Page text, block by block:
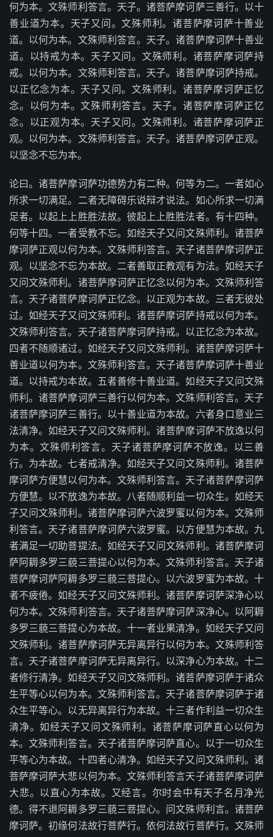
何为本。文殊师利答言。天子。诸菩萨摩诃萨三善行。以十
善业道为本。天子又问。文殊师利。诸菩萨摩诃萨十善业
道。以何为本。文殊师利答言。天子。诸菩萨摩诃萨十善业
道。以持戒为本。天子又问。文殊师利。诸菩萨摩诃萨持
戒。以何为本。文殊师利答言。天子。诸菩萨摩诃萨持戒。
以正忆念为本。天子又问。文殊师利。诸菩萨摩诃萨正忆
念。以何为本。文殊师利答言。天子。诸菩萨摩诃萨正忆
念。以正观为本。天子又问。文殊师利。诸菩萨摩诃萨正
观。以何为本。文殊师利答言。天子。诸菩萨摩诃萨正观。
以坚念不忘为本。
论曰。诸菩萨摩诃萨功德势力有二种。何等为二。一者如心
所求一切满足。二者无障碍乐说辩才说法。如心所求一切满
足者。以起上上胜胜法故。彼起上上胜胜法者。有十四种。
何等十四。一者受教不忘。如经天子又问文殊师利。诸菩萨
摩诃萨正观以何为本。文殊师利答言。天子诸菩萨摩诃萨正
观。以坚念不忘为本故。二者善取正教观有为法。如经天子
又问文殊师利。诸菩萨摩诃萨正忆念以何为本。文殊师利答
言。天子诸菩萨摩诃萨正忆念。以正观为本故。三者无彼处
过。如经天子又问文殊师利。诸菩萨摩诃萨持戒以何为本。
文殊师利答言。天子诸菩萨摩诃萨持戒。以正忆念为本故。
四者不随顺诸过。如经天子又问文殊师利。诸菩萨摩诃萨十
善业道以何为本。文殊师利答言。天子诸菩萨摩诃萨十善业
道。以持戒为本故。五者善修十善业道。如经天子又问文殊
师利。诸菩萨摩诃萨三善行以何为本。文殊师利答言。天子
诸菩萨摩诃萨三善行。以十善业道为本故。六者身口意业三
法清净。如经天子又问文殊师利。诸菩萨摩诃萨不放逸以何
为本。文殊师利答言。天子诸菩萨摩诃萨不放逸。以三善
行。为本故。七者戒清净。如经天子又问文殊师利。诸菩萨
摩诃萨方便慧以何为本。文殊师利答言。天子诸菩萨摩诃萨
方便慧。以不放逸为本故。八者随顺利益一切众生。如经天
子又问文殊师利。诸菩萨摩诃萨六波罗蜜以何为本。文殊师
利答言。天子诸菩萨摩诃萨六波罗蜜。以方便慧为本故。九
者满足一切助菩提法。如经天子又问文殊师利。诸菩萨摩诃
萨阿耨多罗三藐三菩提心以何为本。文殊师利答言。天子诸
菩萨摩诃萨阿耨多罗三藐三菩提心。以六波罗蜜为本故。十
者不疲倦。如经天子又问文殊师利。诸菩萨摩诃萨深净心以
何为本。文殊师利答言。天子诸菩萨摩诃萨深净心。以阿耨
多罗三藐三菩提心为本故。十一者业果清净。如经天子又问
文殊师利。诸菩萨摩诃萨无异离异行以何为本。文殊师利答
言。天子诸菩萨摩诃萨无异离异行。以深净心为本故。十二
者修行清净。如经天子又问文殊师利。诸菩萨摩诃萨于诸众
生平等心以何为本。文殊师利答言。天子诸菩萨摩诃萨于诸
众生平等心。以无异离异行为本故。十三者作利益一切众生
清净。如经天子又问文殊师利。诸菩萨摩诃萨直心以何为
本。文殊师利答言。天子诸菩萨摩诃萨直心。以于一切众生
平等心为本故。十四者心清净。如经天子又问文殊师利。诸
菩萨摩诃萨大悲以何为本。文殊师利答言天子诸菩萨摩诃萨
大悲。以直心为本故。又经言。尔时会中有天子名月净光
德。得不退阿耨多罗三藐三菩提心。问文殊师利言。诸菩萨
摩诃萨。初缘何法故行菩萨行。依何法故行菩萨行。文殊师